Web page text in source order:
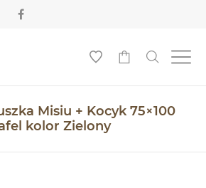
Misiu + Kocyk 75×100
kolor Zielony